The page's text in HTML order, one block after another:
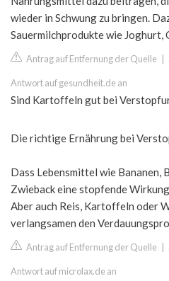
wieder in Schwung zu bringen.
Sauermilchprodukte wie Joghurt,
Antrag auf Entfernung der Quelle
Antwort auf gesundheit.de an
Sind Kartoffeln gut bei
Die richtige Ernährung bei
Dass Lebensmittel wie Bananen,
Zwieback eine stopfende
Aber auch Reis, Kartoffeln oder
verlangsamen den
Antrag auf Entfernung der Quelle
Antwort auf microlax.de an